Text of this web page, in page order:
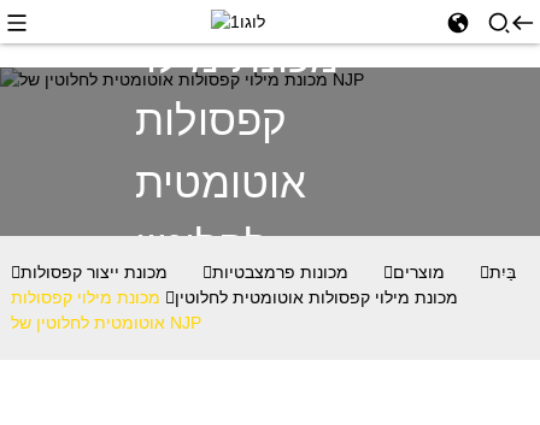
מכונת מילוי
קפסולות
אוטומטית
לחלוטין
בַּיִת מוצרים מכונות פרמצבטיות
מכונת ייצור קפסולות
מכונת מילוי קפסולות אוטומטית לחלוטין
מכונת מילוי קפסולות
אוטומטית לחלוטין של NJP